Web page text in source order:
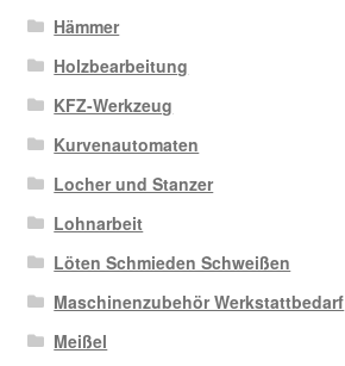
Hämmer
Holzbearbeitung
KFZ-Werkzeug
Kurvenautomaten
Locher und Stanzer
Lohnarbeit
Löten Schmieden Schweißen
Maschinenzubehör Werkstattbedarf
Meißel